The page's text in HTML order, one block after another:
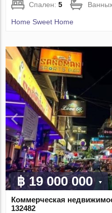
Спален:5
Home Sweet Home
฿ 19 000 000
Коммерческая
132482